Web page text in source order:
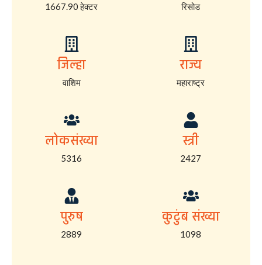
1667.90 हेक्टर रिसोड
जिल्हा
वाशिम
राज्य
महाराष्ट्र
लोकसंख्या
5316
स्त्री
2427
पुरुष
2889
कुटुंब संख्या
1098